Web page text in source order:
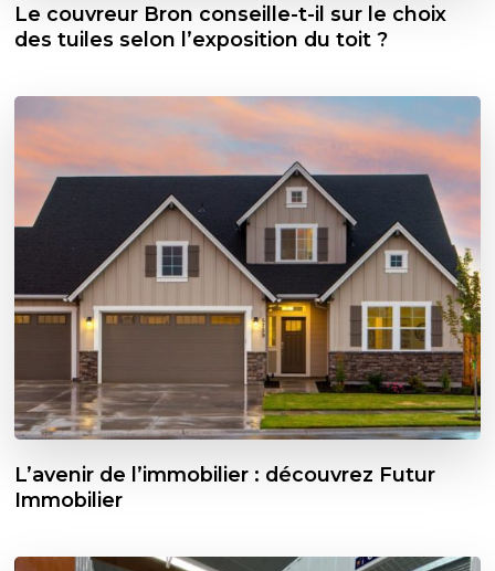
Le couvreur Bron conseille-t-il sur le choix
des tuiles selon l’exposition du toit ?
L’avenir de l’immobilier : découvrez Futur
Immobilier